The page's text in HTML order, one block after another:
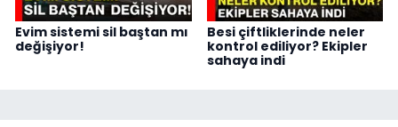
Evim sistemi sil baştan mı
değişiyor!
Besi çiftliklerinde neler
kontrol ediliyor? Ekipler
sahaya indi